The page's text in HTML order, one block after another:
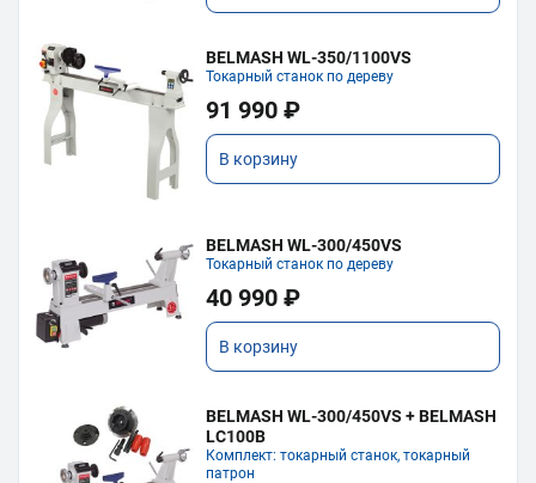
BELMASH WL-350/1100VS
Токарный станок по дереву
91 990 ₽
В корзину
BELMASH WL-300/450VS
Токарный станок по дереву
40 990 ₽
В корзину
BELMASH WL-300/450VS + BELMASH
LC100B
Комплект: токарный станок, токарный
патрон